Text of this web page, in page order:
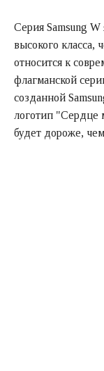
Серия Samsung
высокого класса,
относится к
флагманской
созданной
логотип "Сердце
будет дороже,